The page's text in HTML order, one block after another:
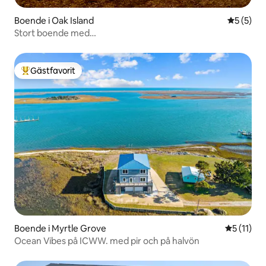
Boende i Oak Island 5 av 5 i
5 (5)
Stort boende med
Populär gästfavorit
Gästfavorit
Boende i Myrtle Grove 5 av 5 i
5 (11)
Ocean Vibes på ICWW. med pir och på halvön